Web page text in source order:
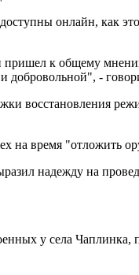
онлайн,
к общему
-
восстановления
на время "отложить
надежду на
у села